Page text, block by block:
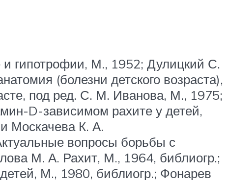
и гипотрофии, М., 1952; Дулицкий С.
(болезни детского возраста),
под ред. С. М. Иванова, М., 1975;
D-зависимом рахите у детей,
Москачева К. А.
вопросы борьбы с
М. А. Рахит, М., 1964, библиогр.;
М., 1980, библиогр.; Фонарев